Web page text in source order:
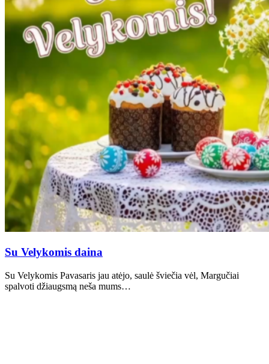
Su Velykomis daina
Su Velykomis Pavasaris jau atėjo, saulė šviečia vėl, Margučiai
spalvoti džiaugsmą neša mums…